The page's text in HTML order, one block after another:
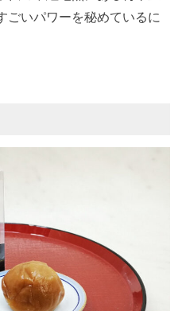
ごいパワーを秘めているに